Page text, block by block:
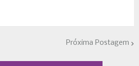
Próxima Postagem